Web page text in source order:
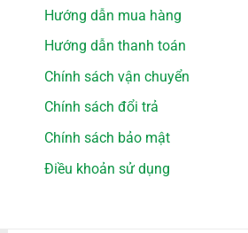
Hướng dẫn mua hàng
Hướng dẫn thanh toán
Chính sách vận chuyển
Chính sách đổi trả
Chính sách bảo mật
Điều khoản sử dụng